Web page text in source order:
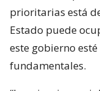
prioritarias está
Estado puede
este gobierno
fundamentales.